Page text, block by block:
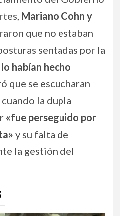
Mariano Cohn y
que no estaban
sentadas por la
lo habían hecho
que se escucharan
la dupla
«fue perseguido por
y su falta de
la gestión del